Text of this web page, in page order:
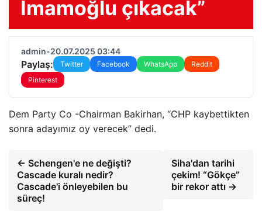
İmamoğlu çıkacak”
admin•20.07.2025 03:44
Paylaş: Twitter Facebook WhatsApp
Reddit
Pinterest
Dem Party Co -Chairman Bakirhan, “CHP kaybettikten
sonra adayımız oy verecek” dedi.
← Schengen'e ne değişti?
Cascade kuralı nedir?
Cascade'i önleyebilen bu
süreç!
Siha'dan tarihi
çekim! “Gökçe”
bir rekor attı →